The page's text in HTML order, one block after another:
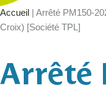
Accueil | Arrêté PM150-
Croix) [Société TPL]
Arrêté